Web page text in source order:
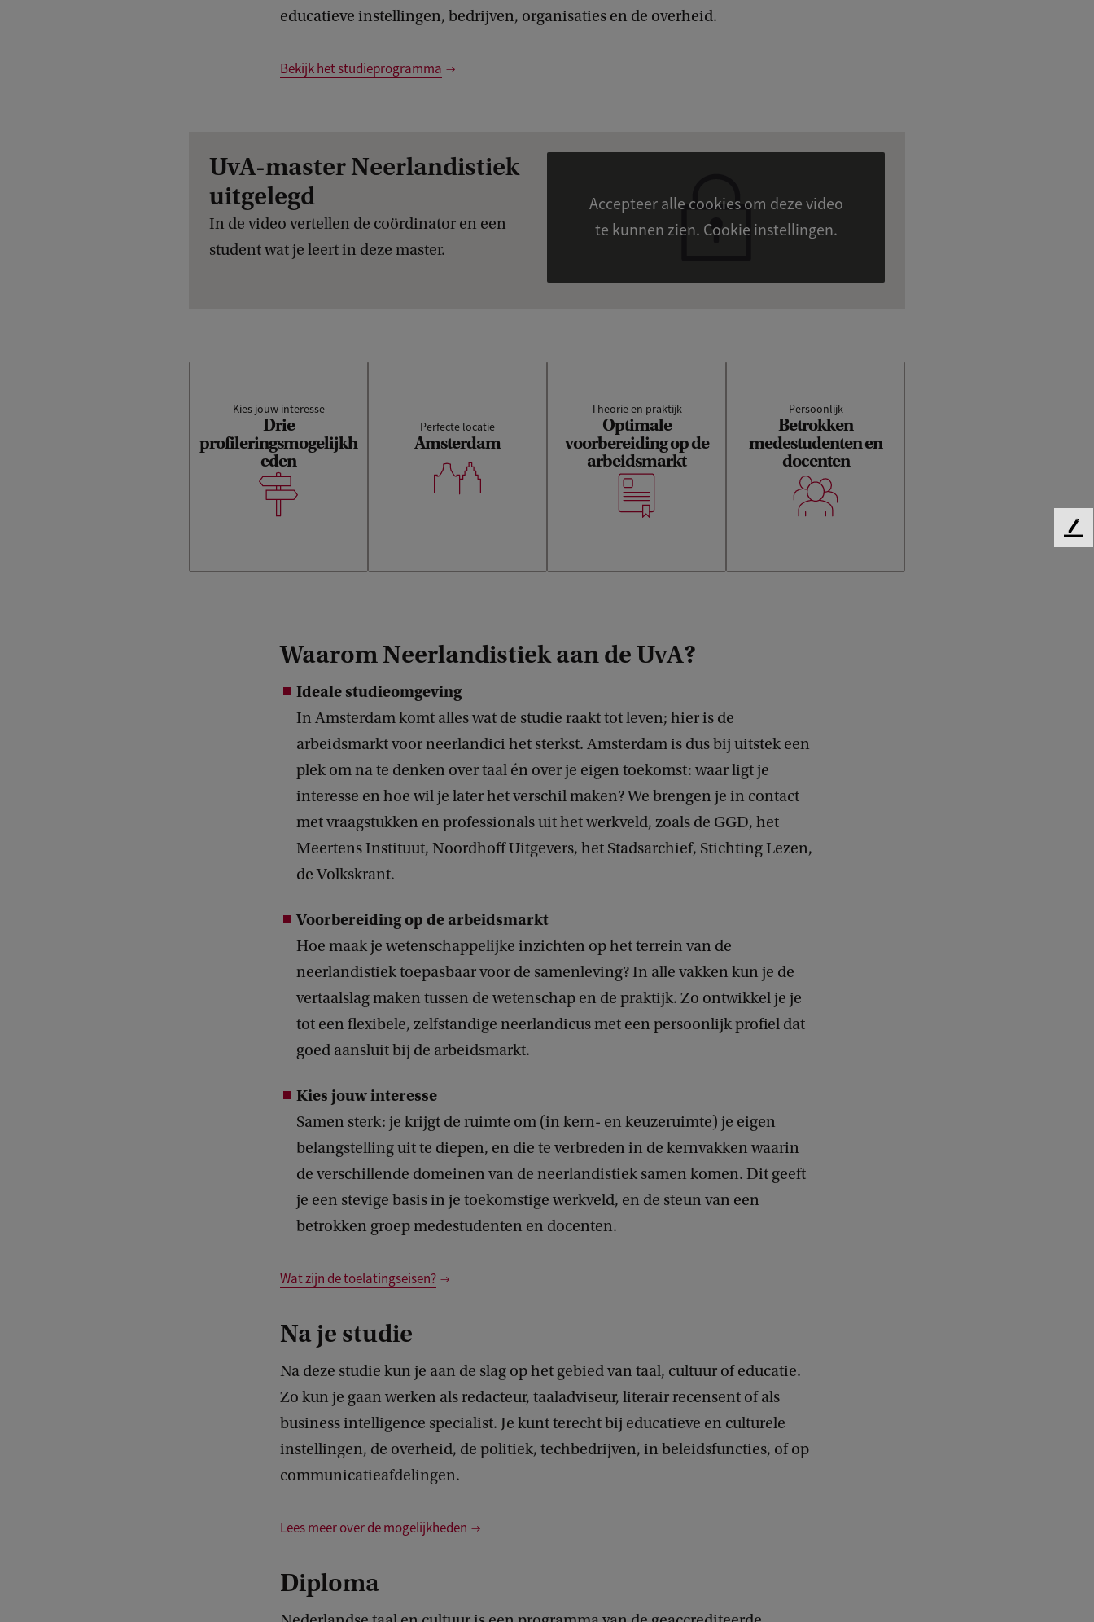
educatieve instellingen, bedrijven, organisaties en de overheid.
Bekijk het studieprogramma
Accepteer alle cookies om deze video
te kunnen zien. Cookie instellingen.
UvA-master Neerlandistiek
uitgelegd
In de video vertellen de coördinator en een
student wat je leert in deze master.
Kies jouw interesse
Drie
profileringsmogelijkh
eden
Perfecte locatie
Amsterdam
Theorie en praktijk
Optimale
voorbereiding op de
arbeidsmarkt
Persoonlijk
Betrokken
medestudenten en
docenten
Waarom Neerlandistiek aan de UvA?
Ideale studieomgeving
In Amsterdam komt alles wat de studie raakt tot leven; hier is de
arbeidsmarkt voor neerlandici het sterkst. Amsterdam is dus bij uitstek een
plek om na te denken over taal én over je eigen toekomst: waar ligt je
interesse en hoe wil je later het verschil maken? We brengen je in contact
met vraagstukken en professionals uit het werkveld, zoals de GGD, het
Meertens Instituut, Noordhoff Uitgevers, het Stadsarchief, Stichting Lezen,
de Volkskrant.
Voorbereiding op de arbeidsmarkt
Hoe maak je wetenschappelijke inzichten op het terrein van de
neerlandistiek toepasbaar voor de samenleving? In alle vakken kun je de
vertaalslag maken tussen de wetenschap en de praktijk. Zo ontwikkel je je
tot een flexibele, zelfstandige neerlandicus met een persoonlijk profiel dat
goed aansluit bij de arbeidsmarkt.
Kies jouw interesse
Samen sterk: je krijgt de ruimte om (in kern- en keuzeruimte) je eigen
belangstelling uit te diepen, en die te verbreden in de kernvakken waarin
de verschillende domeinen van de neerlandistiek samen komen. Dit geeft
je een stevige basis in je toekomstige werkveld, en de steun van een
betrokken groep medestudenten en docenten.
Wat zijn de toelatingseisen?
Na je studie
Na deze studie kun je aan de slag op het gebied van taal, cultuur of educatie.
Zo kun je gaan werken als redacteur, taaladviseur, literair recensent of als
business intelligence specialist. Je kunt terecht bij educatieve en culturele
instellingen, de overheid, de politiek, techbedrijven, in beleidsfuncties, of op
communicatieafdelingen.
Lees meer over de mogelijkheden
Diploma
F